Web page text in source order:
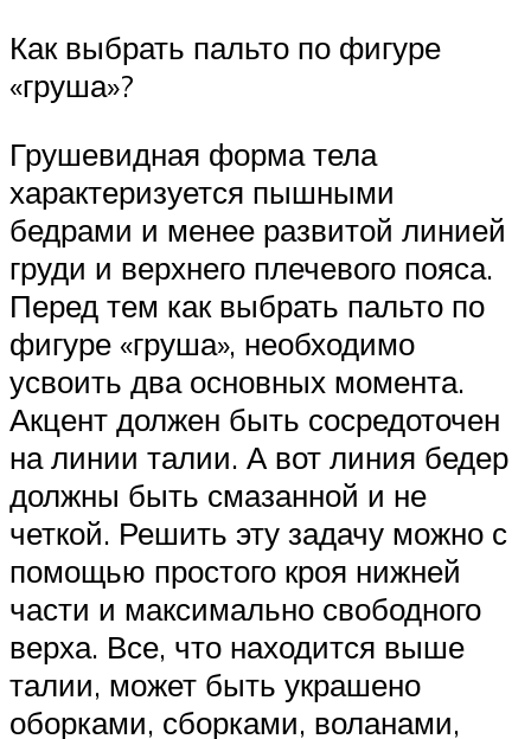
Как выбрать пальто по фигуре
«груша»?
Грушевидная форма тела
характеризуется пышными
бедрами и менее развитой линией
груди и верхнего плечевого пояса.
Перед тем как выбрать пальто по
фигуре «груша», необходимо
усвоить два основных момента.
Акцент должен быть сосредоточен
на линии талии. А вот линия бедер
должны быть смазанной и не
четкой. Решить эту задачу можно с
помощью простого кроя нижней
части и максимально свободного
верха. Все, что находится выше
талии, может быть украшено
оборками, сборками, воланами,